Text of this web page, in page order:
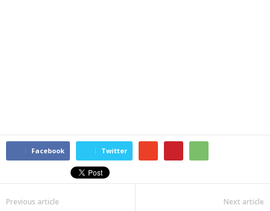
Facebook Twitter
Previous article Next article